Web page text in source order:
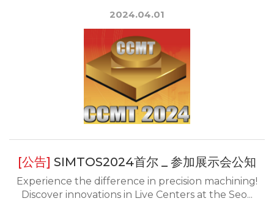
2024.04.01
SIMTOS2024首尔 _ 参加展示会公知
Experience the difference in precision machining!
Discover innovations in Live Centers at the Seo...